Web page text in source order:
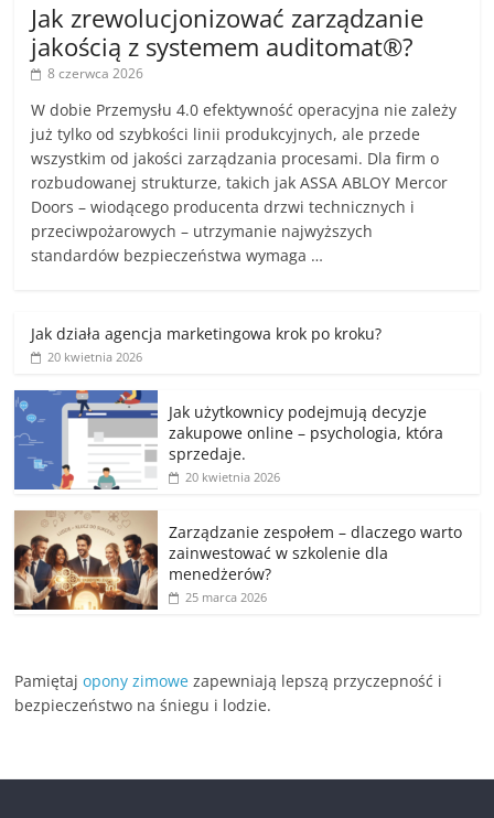
Jak zrewolucjonizować zarządzanie
jakością z systemem auditomat®?
8 czerwca 2026
W dobie Przemysłu 4.0 efektywność operacyjna nie zależy
już tylko od szybkości linii produkcyjnych, ale przede
wszystkim od jakości zarządzania procesami. Dla firm o
rozbudowanej strukturze, takich jak ASSA ABLOY Mercor
Doors – wiodącego producenta drzwi technicznych i
przeciwpożarowych – utrzymanie najwyższych
standardów bezpieczeństwa wymaga …
Jak działa agencja marketingowa krok po kroku?
20 kwietnia 2026
Jak użytkownicy podejmują decyzje
zakupowe online – psychologia, która
sprzedaje.
20 kwietnia 2026
Zarządzanie zespołem – dlaczego warto
zainwestować w szkolenie dla
menedżerów?
25 marca 2026
Pamiętajopony zimowe zapewniają lepszą przyczepność i
bezpieczeństwo na śniegu i lodzie.